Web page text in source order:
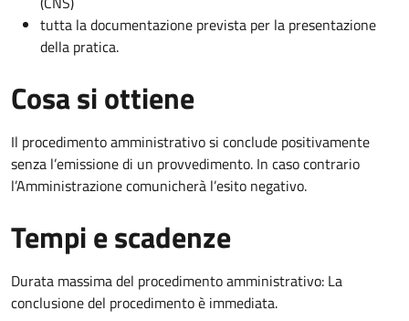
tutta la documentazione prevista per la presentazione
della pratica.
Cosa si ottiene
Il procedimento amministrativo si conclude positivamente
senza l’emissione di un provvedimento. In caso contrario
l’Amministrazione comunicherà l’esito negativo.
Tempi e scadenze
Durata massima del procedimento amministrativo: La
conclusione del procedimento è immediata.